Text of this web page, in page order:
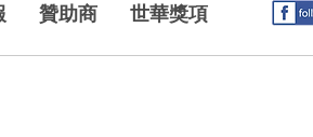
贊助商 世華獎項